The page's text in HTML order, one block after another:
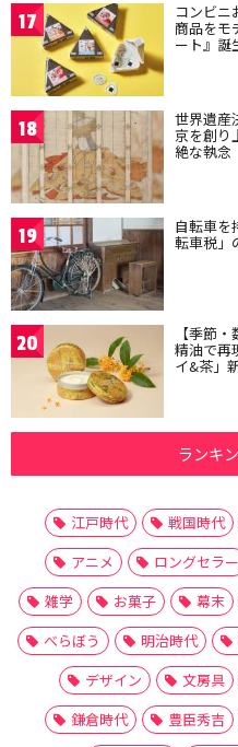
17 コンビニ
商品をモ
ート』誕
18 世界遺産
京を創り
絶な執念
19 自転車を
転車税」
20 【季節
精油で再
イ&茶」
ランキ
江戸時代 戦国時代
アニメ
ロングセラー
雑学
お菓子 幕末
べらぼう
明治時代
デザイン
文房具
鎌倉時代
豊臣秀吉